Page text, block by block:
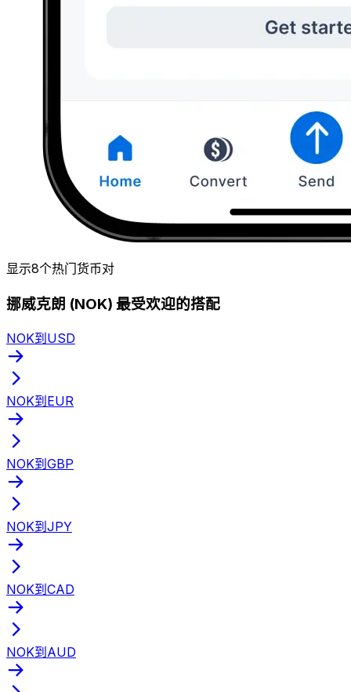
显示8个热门货币对
挪威克朗 (NOK) 最受欢迎的搭配
NOK到USD
NOK到EUR
NOK到GBP
NOK到JPY
NOK到CAD
NOK到AUD